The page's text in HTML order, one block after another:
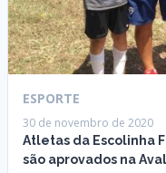
ESPORTE
30 de novembro de 2020
Atletas da Escolinha
são aprovados na